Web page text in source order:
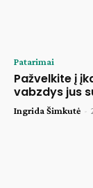
Patarimai
Pažvelkite į
vabzdys jus
Ingrida Šimkutė -